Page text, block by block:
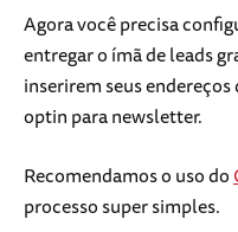
Agora você precisa
entregar o ímã de leads
inserirem seus
optin para newsletter.
Recomendamos o uso do
processo super simples.